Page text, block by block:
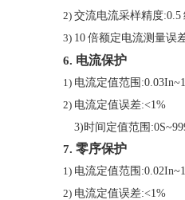
2) 交流电流采样精度:0.5
3) 10 倍额定电流测量误
6. 电流保护
1) 电流定值范围
2) 电流定值误差:<1%
3)时间定值范围
7. 零序保护
1) 电流定值范围
2) 电流定值误差:<1%